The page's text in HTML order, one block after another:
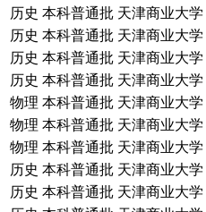
历史 本科普通批 天津商业大学
历史 本科普通批 天津商业大学
历史 本科普通批 天津商业大学
历史 本科普通批 天津商业大学
物理 本科普通批 天津商业大学
物理 本科普通批 天津商业大学
物理 本科普通批 天津商业大学
历史 本科普通批 天津商业大学
历史 本科普通批 天津商业大学